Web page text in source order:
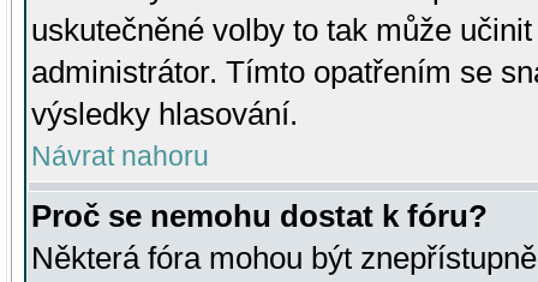
uskutečněné volby to tak může
administrátor. Tímto opatřením se
výsledky hlasování.
Návrat nahoru
Proč se nemohu dostat k fóru?
Některá fóra mohou být